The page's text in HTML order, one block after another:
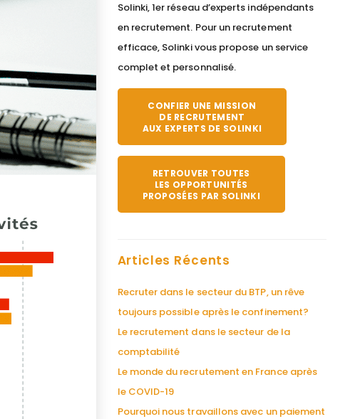
Solinki, 1er réseau d’experts indépendants
en recrutement. Pour un recrutement
efficace, Solinki vous propose un service
complet et personnalisé.
CONFIER UNE MISSION
DE RECRUTEMENT
AUX EXPERTS DE SOLINKI
RETROUVER TOUTES
LES OPPORTUNITÉS
PROPOSÉES PAR SOLINKI
Articles Récents
Recruter dans le secteur du BTP, un rêve
toujours possible après le confinement?
Le recrutement dans le secteur de la
comptabilité
Le monde du recrutement en France après
le COVID-19
Pourquoi nous travaillons avec un paiement